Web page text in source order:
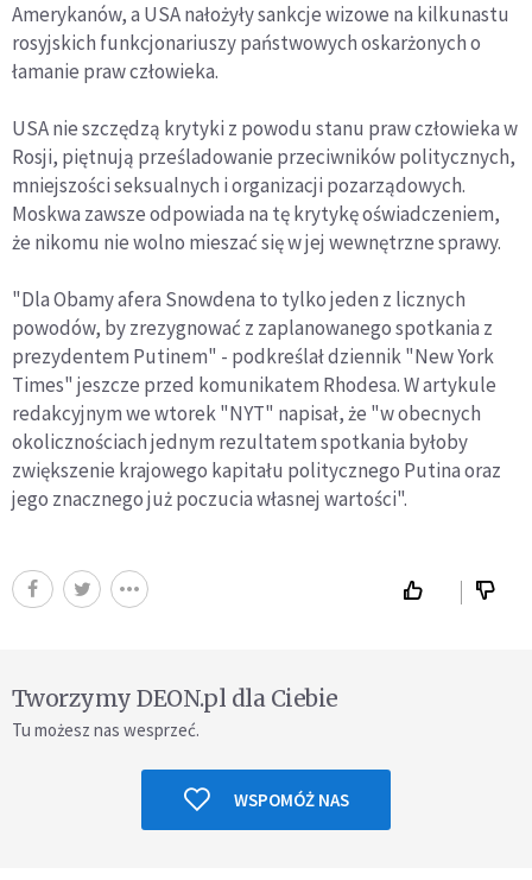
Amerykanów, a USA nałożyły sankcje wizowe na kilkunastu
rosyjskich funkcjonariuszy państwowych oskarżonych o
łamanie praw człowieka.
USA nie szczędzą krytyki z powodu stanu praw człowieka w
Rosji, piętnują prześladowanie przeciwników politycznych,
mniejszości seksualnych i organizacji pozarządowych.
Moskwa zawsze odpowiada na tę krytykę oświadczeniem,
że nikomu nie wolno mieszać się w jej wewnętrzne sprawy.
"Dla Obamy afera Snowdena to tylko jeden z licznych
powodów, by zrezygnować z zaplanowanego spotkania z
prezydentem Putinem" - podkreślał dziennik "New York
Times" jeszcze przed komunikatem Rhodesa. W artykule
redakcyjnym we wtorek "NYT" napisał, że "w obecnych
okolicznościach jednym rezultatem spotkania byłoby
zwiększenie krajowego kapitału politycznego Putina oraz
jego znacznego już poczucia własnej wartości".
Tworzymy DEON.pl dla Ciebie
Tu możesz nas wesprzeć.
WSPOMÓŻ NAS